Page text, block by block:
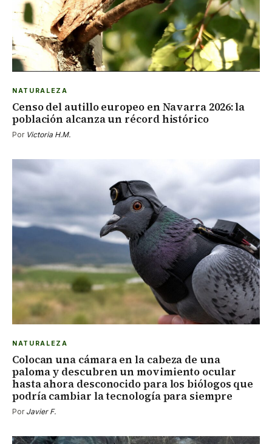
NATURALEZA
Censo del autillo europeo en Navarra 2026: la
población alcanza un récord histórico
Por Victoria H.M.
NATURALEZA
Colocan una cámara en la cabeza de una
paloma y descubren un movimiento ocular
hasta ahora desconocido para los biólogos que
podría cambiar la tecnología para siempre
Por Javier F.